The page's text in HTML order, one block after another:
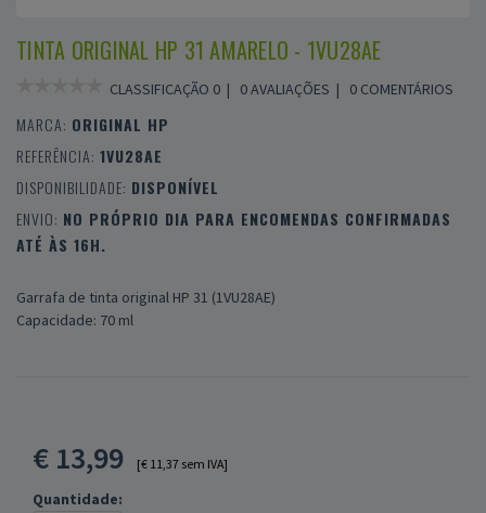
TINTA ORIGINAL HP 31 AMARELO - 1VU28AE
CLASSIFICAÇÃO 0 | 0 AVALIAÇÕES | 0 COMENTÁRIOS
MARCA: ORIGINAL HP
REFERÊNCIA: 1VU28AE
DISPONIBILIDADE: DISPONÍVEL
ENVIO: NO PRÓPRIO DIA PARA ENCOMENDAS CONFIRMADAS
ATÉ ÀS 16H.
Garrafa de tinta original HP 31 (1VU28AE)
Capacidade: 70 ml
€ 13,99 [€ 11,37 sem IVA]
Quantidade: